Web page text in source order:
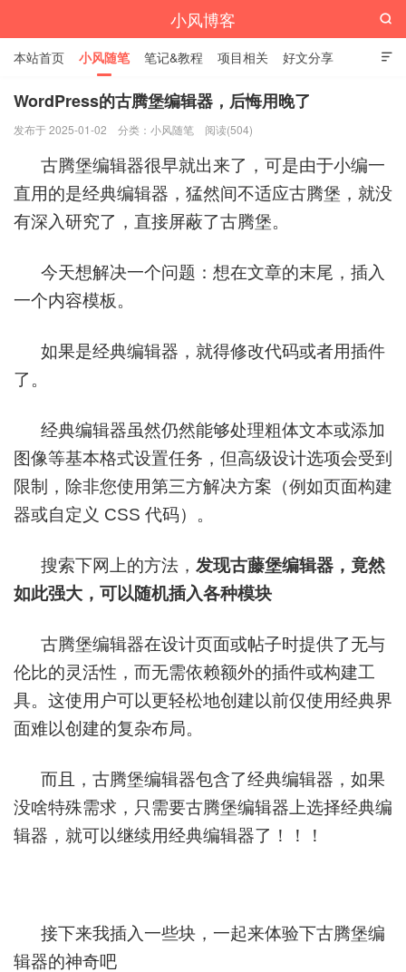
小风博客

本站首页 小风随笔 笔记&教程 项目相关 好文分享
栏目汇总

WordPress的古腾堡编辑器，后悔用晚了
发布于 2025-01-02 分类： 小风随笔 阅读(504)
古腾堡编辑器很早就出来了，可是由于小编一
直用的是经典编辑器，猛然间不适应古腾堡，就没
有深入研究了，直接屏蔽了古腾堡。
今天想解决一个问题：想在文章的末尾，插入
一个内容模板。
如果是经典编辑器，就得修改代码或者用插件
了。
经典编辑器虽然仍然能够处理粗体文本或添加
图像等基本格式设置任务，但高级设计选项会受到
限制，除非您使用第三方解决方案（例如页面构建
器或自定义 CSS 代码）。
搜索下网上的方法， 发现古藤堡编辑器，竟然
如此强大，可以随机插入各种模块
古腾堡编辑器在设计页面或帖子时提供了无与
伦比的灵活性，而无需依赖额外的插件或构建工
具。这使用户可以更轻松地创建以前仅使用经典界
面难以创建的复杂布局。
而且，古腾堡编辑器包含了经典编辑器，如果
没啥特殊需求，只需要古腾堡编辑器上选择经典编
辑器，就可以继续用经典编辑器了！！！
接下来我插入一些块，一起来体验下古腾堡编
辑器的神奇吧